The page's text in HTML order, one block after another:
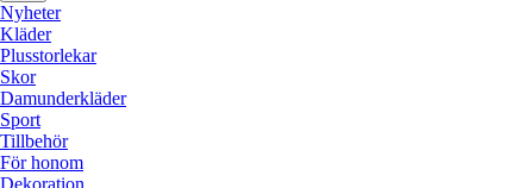
Nyheter
Kläder
Plusstorlekar
Skor
Damunderkläder
Sport
Tillbehör
För honom
Dekoration